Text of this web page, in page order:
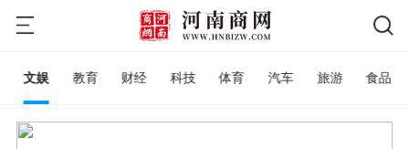
文娱 教育 财经 科技 体育 汽车 旅游 食品